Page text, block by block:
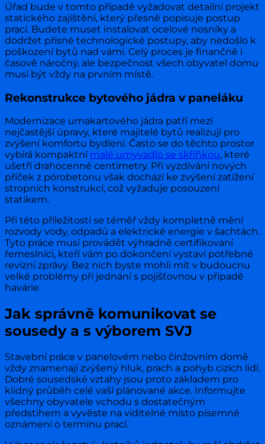
Úřad bude v tomto případě vyžadovat detailní projekt
statického zajištění, který přesně popisuje postup
prací. Budete muset instalovat ocelové nosníky a
dodržet přísné technologické postupy, aby nedošlo k
poškození bytů nad vámi. Celý proces je finančně i
časově náročný, ale bezpečnost všech obyvatel domu
musí být vždy na prvním místě.
Rekonstrukce bytového jádra v paneláku
Modernizace umakartového jádra patří mezi
nejčastější úpravy, které majitelé bytů realizují pro
zvýšení komfortu bydlení. Často se do těchto prostor
vybírá kompaktní malé umyvadlo se skříňkou, které
ušetří drahocenné centimetry. Při vyzdívání nových
příček z pórobetonu však dochází ke zvýšení zatížení
stropních konstrukcí, což vyžaduje posouzení
statikem.
Při této příležitosti se téměř vždy kompletně mění
rozvody vody, odpadů a elektrické energie v šachtách.
Tyto práce musí provádět výhradně certifikovaní
řemeslníci, kteří vám po dokončení vystaví potřebné
revizní zprávy. Bez nich byste mohli mít v budoucnu
velké problémy při jednání s pojišťovnou v případě
havárie.
Jak správně komunikovat se
sousedy a s výborem SVJ
Stavební práce v panelovém nebo činžovním domě
vždy znamenají zvýšený hluk, prach a pohyb cizích lidí.
Dobré sousedské vztahy jsou proto základem pro
klidný průběh celé vaší plánované akce. Informujte
všechny obyvatele vchodu s dostatečným
předstihem a vyvěste na viditelné místo písemné
oznámení o termínu prací.